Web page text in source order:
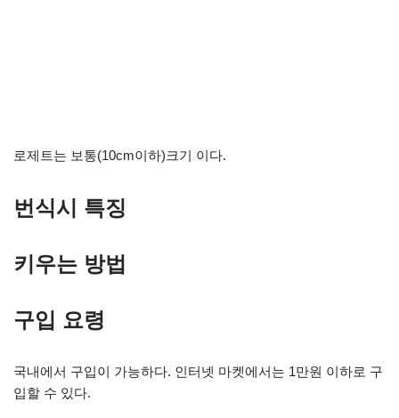
로제트는 보통(10cm이하)크기 이다.
번식시 특징
키우는 방법
구입 요령
국내에서 구입이 가능하다. 인터넷 마켓에서는 1만원 이하로 구
입할 수 있다.